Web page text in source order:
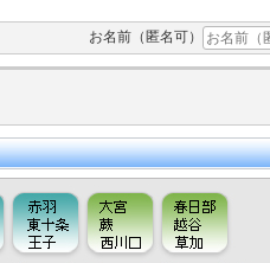
お名前（匿名可）